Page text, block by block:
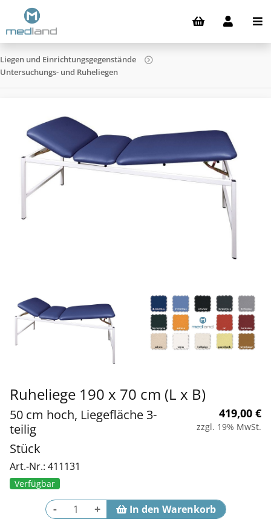
Liegen und Einrichtungsgegenstände
Untersuchungs- und Ruheliegen
Ruheliege 190 x 70 cm (L x B)
50 cm hoch, Liegefläche 3-
teilig
Stück
Art.-Nr.: 411131
Verfügbar
419,00 €
zzgl. 19% MwSt.
- +